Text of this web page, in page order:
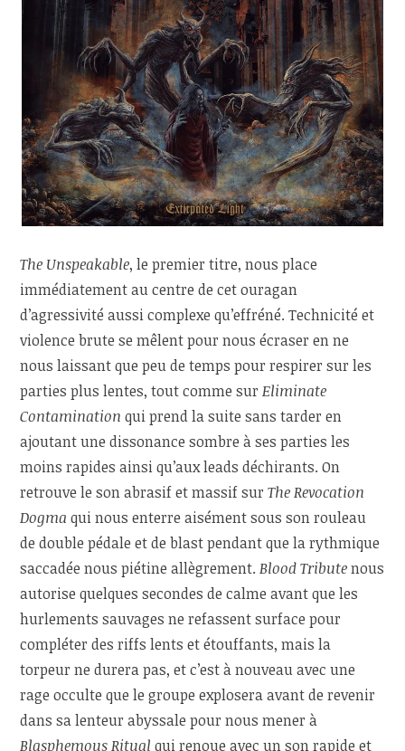
The Unspeakable, le premier titre, nous place
immédiatement au centre de cet ouragan
d’agressivité aussi complexe qu’effréné. Technicité et
violence brute se mêlent pour nous écraser en ne
nous laissant que peu de temps pour respirer sur les
parties plus lentes, tout comme surEliminate
Contamination qui prend la suite sans tarder en
ajoutant une dissonance sombre à ses parties les
moins rapides ainsi qu’aux leads déchirants. On
retrouve le son abrasif et massif surThe Revocation
Dogma qui nous enterre aisément sous son rouleau
de double pédale et de blast pendant que la rythmique
saccadée nous piétine allègrement.Blood Tributenous
autorise quelques secondes de calme avant que les
hurlements sauvages ne refassent surface pour
compléter des riffs lents et étouffants, mais la
torpeur ne durera pas, et c’est à nouveau avec une
rage occulte que le groupe explosera avant de revenir
dans sa lenteur abyssale pour nous mener à
Blasphemous Ritual qui renoue avec un son rapide et